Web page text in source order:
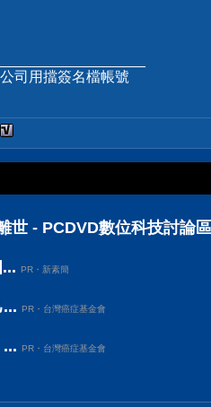
公司用擋簽名檔帳號
世 - PCDVD數位科技討論區
PR・新素簡
PR・台灣癌症基金會
PR・台灣癌症基金會